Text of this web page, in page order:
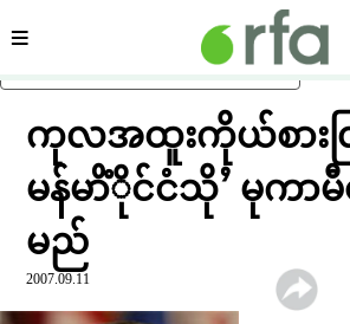
ပင်မအကြောင်းအရာသို့ ကျော်ရန်
ကဏ္ဍ
ကုလအထူးကိုယ်စာ
မန်မာိံိုင်ငံသိုႛ မုကာ
မည်
2007.09.11